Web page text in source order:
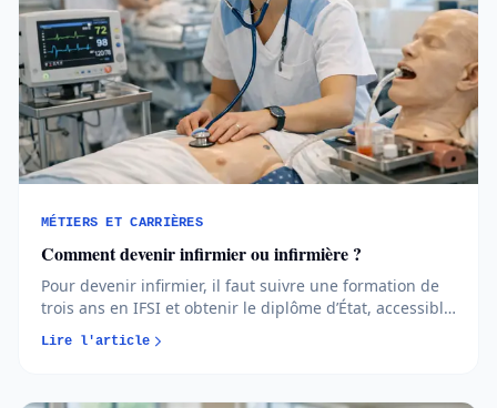
MÉTIERS ET CARRIÈRES
Comment devenir infirmier ou infirmière ?
Pour devenir infirmier, il faut suivre une formation de
trois ans en IFSI et obtenir le diplôme d’État, accessible
salaires et débouchés : l’essentiel pour vous projeter
Lire l'article